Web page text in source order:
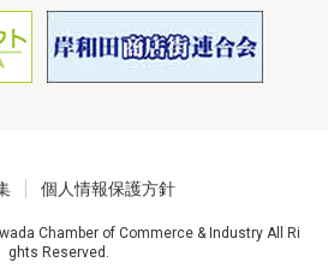
個人情報保護方針
Chamber of Commerce & Industry All Ri
ghts Reserved.